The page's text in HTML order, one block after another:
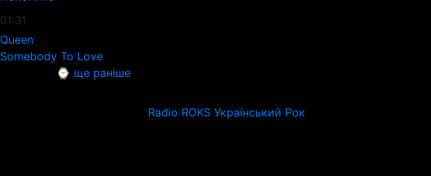
01:31
Queen
Somebody To Love
⌚ ще раніше
Radio ROKS Український Рок